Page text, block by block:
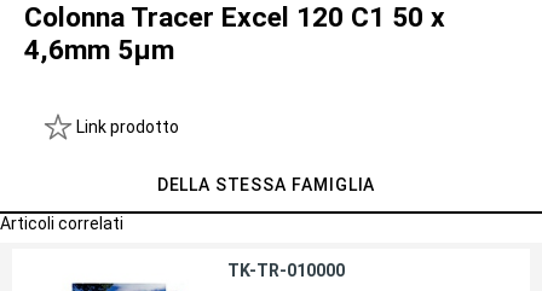
Colonna Tracer Excel 120 C1 50 x
4,6mm 5µm
Link prodotto
DELLA STESSA FAMIGLIA
Articoli correlati
TK-TR-010000